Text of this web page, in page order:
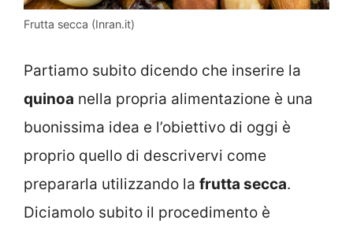
Frutta secca (Inran.it)
Partiamo subito dicendo che inserire la
quinoa nella propria alimentazione è una
buonissima idea e l’obiettivo di oggi è
proprio quello di descrivervi come
prepararla utilizzando la frutta secca.
Diciamolo subito il procedimento è